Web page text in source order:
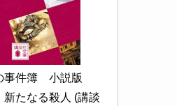
事件簿　小説版
新たなる殺人 (講談